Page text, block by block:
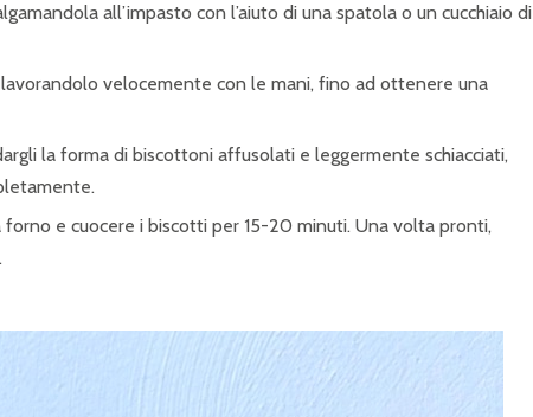
all’impasto con l’aiuto di una spatola o un cucchiaio di
velocemente con le mani, fino ad ottenere una
la forma di biscottoni affusolati e leggermente schiacciati,
e cuocere i biscotti per 15-20 minuti. Una volta pronti,